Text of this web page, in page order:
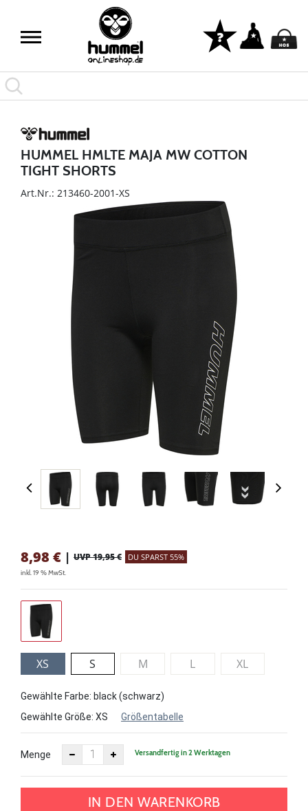
HUMMEL HMLTE MAJA MW COTTON
TIGHT SHORTS
Art.Nr.: 213460-2001-XS
8,98 € | UVP 19,95 € DU SPARST 55%
inkl. 19 % MwSt.
XS S M L XL
Gewählte Farbe: black (schwarz)
Gewählte Größe: XS Größentabelle
Menge Versandfertig in 2 Werktagen
IN DEN WARENKORB